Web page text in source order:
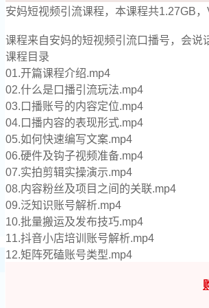
安妈短视频引流课程，本课程共1.27GB
课程来自安妈的短视频引流口播号，会说
课程目录
01.开篇课程介绍.mp4
02.什么是口播引流玩法.mp4
03.口播账号的内容定位.mp4
04.口播内容的表现形式.mp4
05.如何快速编写文案.mp4
06.硬件及钩子视频准备.mp4
07.实拍剪辑实操演示.mp4
08.内容粉丝及项目之间的关联.mp4
09.泛知识账号解析.mp4
10.批量搬运及发布技巧.mp4
11.抖音小店培训账号解析.mp4
12.矩阵死磕账号类型.mp4